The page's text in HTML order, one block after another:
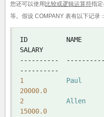
您还可以使用 比较或逻辑运算符指
等。假设 COMPANY 表有以下记录：
ID          NAME
----------
----------
----------
1
Paul
20000.0
2
Allen
15000.0